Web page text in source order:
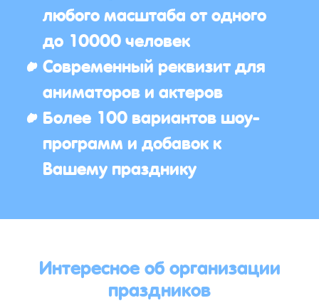
любого масштаба от одного
до 10000 человек
Современный реквизит для
аниматоров и актеров
Более 100 вариантов шоу-
программ и добавок к
Вашему празднику
Интересное об организации
праздников